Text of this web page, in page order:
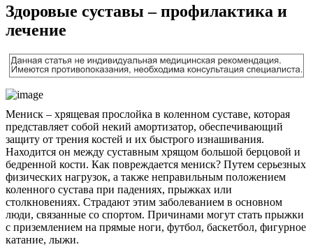
Здоровые суставы – профилактика и
лечение
Мениск – хрящевая прослойка в коленном суставе, которая
представляет собой некий амортизатор, обеспечивающий
защиту от трения костей и их быстрого изнашивания.
Находится он между суставным хрящом большой берцовой и
бедренной кости. Как повреждается мениск? Путем серьезных
физических нагрузок, а также неправильным положением
коленного сустава при падениях, прыжках или
столкновениях. Страдают этим заболеванием в основном
люди, связанные со спортом. Причинами могут стать прыжки
с приземлением на прямые ноги, футбол, баскетбол, фигурное
катание, лыжи.